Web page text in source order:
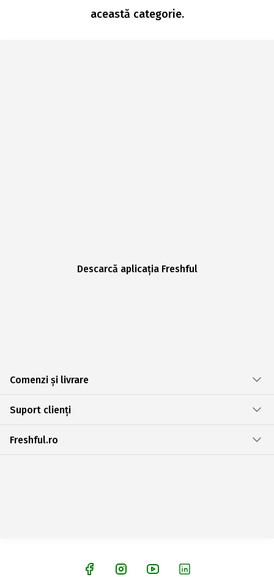
această categorie.
Descarcă aplicația Freshful
Comenzi și livrare
Suport clienți
Freshful.ro